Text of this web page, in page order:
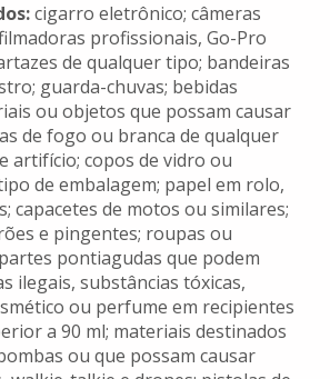
cigarro eletrônico; câmeras
profissionais, Go-Pro
de qualquer tipo; bandeiras
guarda-chuvas; bebidas
ou objetos que possam causar
de fogo ou branca de qualquer
artifício; copos de vidro ou
de embalagem; papel em rolo,
capacetes de motos ou similares;
e pingentes; roupas ou
pontiagudas que podem
ilegais, substâncias tóxicas,
ou perfume em recipientes
a 90 ml; materiais destinados
ou que possam causar